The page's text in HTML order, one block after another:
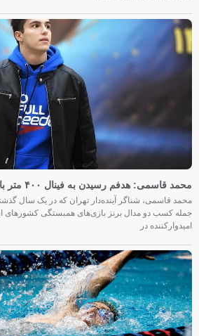
محمد قاسمی: هدفم رسیدن به فینال ۴۰۰ متر بازی‌های آسیایی ناگویاست
محمد قاسمی، شناگر آینده‌دار تهران که در یک سال گذشته
جمله کسب دو مدال برنز بازی‌های همبستگی کشورهای
امیدوارکننده در